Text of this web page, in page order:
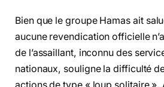
Bien que le groupe Hamas ait
aucune revendication officielle
de l’assaillant, inconnu des
nationaux, souligne la difficulté
actions de type « loup solitaire ».